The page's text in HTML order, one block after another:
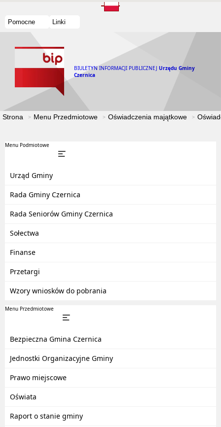
Pomocne Linki
BIULETYN INFORMACJI PUBLICZNEJ Urzędu Gminy
Czernica
Strona Menu Przedmiotowe Oświadczenia majątkowe
Menu Podmiotowe
Urząd Gminy
Rada Gminy Czernica
Rada Seniorów Gminy Czernica
Sołectwa
Finanse
Przetargi
Wzory wniosków do pobrania
Menu Przedmiotowe
Bezpieczna Gmina Czernica
Jednostki Organizacyjne Gminy
Prawo miejscowe
Oświata
Raport o stanie gminy